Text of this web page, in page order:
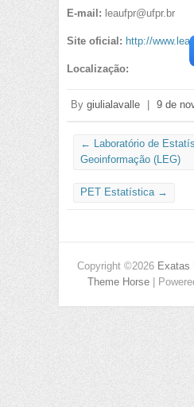
E-mail: leaufpr@ufpr.br
Site oficial: http://
Localização:
By giulialavalle | 9 de
← Laboratório de
Geoinformação (LEG)
PET Estatística →
Copyright ©2026 Exatas
Theme Horse|